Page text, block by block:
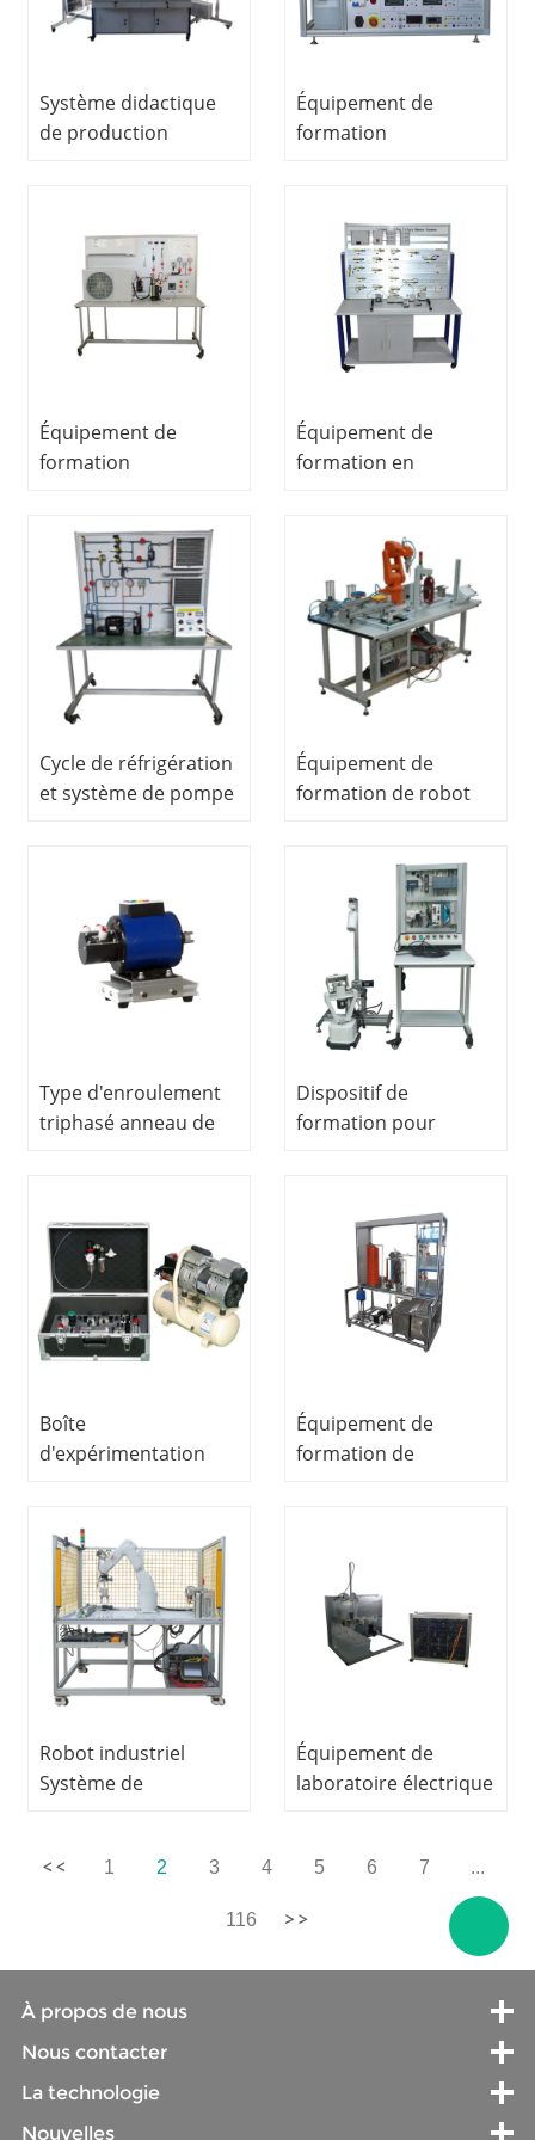
Système didactique
de production
formateur
automatique
Équipement de
formation
système
d'enseignement de
contrôle de
processus
d'équipement
didactique
Équipement de
formation
réfrigération
équipement éducatif
Matériel de formation
professionnelle
Équipement de
formation en
formation formateur
de capteur (Type de
banc)
Cycle de réfrigération
et système de pompe
réfrigération
Équipement de
formation de robot
mécatronique
Type d'enroulement
triphasé anneau de
Didactique
Équipement de
formation en génie
électrique
Dispositif de
formation pour
suivi automatique
Équipement de
formation
professionnelle
Équipement de
formation Smart Grid
Boîte
d'expérimentation
science et
d'éducation pour
formateur
pneumatique
Équipement de
formation de
processus
Compteurs
d'équipement
didactique
Robot industriel
Système de
mécatronique
Équipement de
laboratoire électrique
1 2 3 4 5 6 7 ...
116
À propos de nous
Nous contacter
La technologie
Nouvelles